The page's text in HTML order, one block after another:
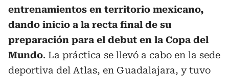
entrenamientos en territorio mexicano,
dando inicio a la recta final de su
preparación para el debut en la Copa del
Mundo. La práctica se llevó a cabo en la sede
deportiva del Atlas, en Guadalajara, y tuvo